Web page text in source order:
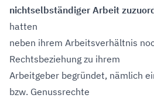
nichtselbständiger Arbeit
hatten
neben ihrem Arbeitsverhältnis
Rechtsbeziehung zu ihrem
Arbeitgeber begründet, nämlich
bzw. Genussrechte